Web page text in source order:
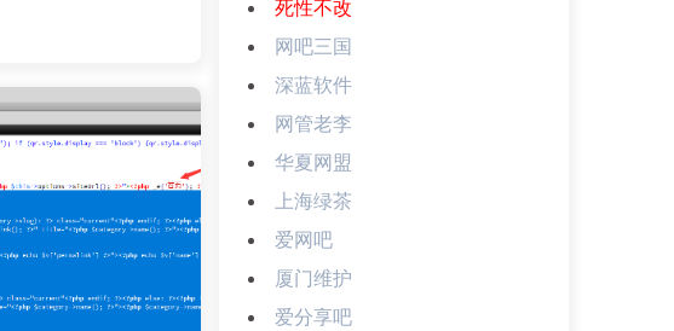
死性不改
网吧三国
深蓝软件
网管老李
华夏网盟
上海绿茶
爱网吧
厦门维护
爱分享吧